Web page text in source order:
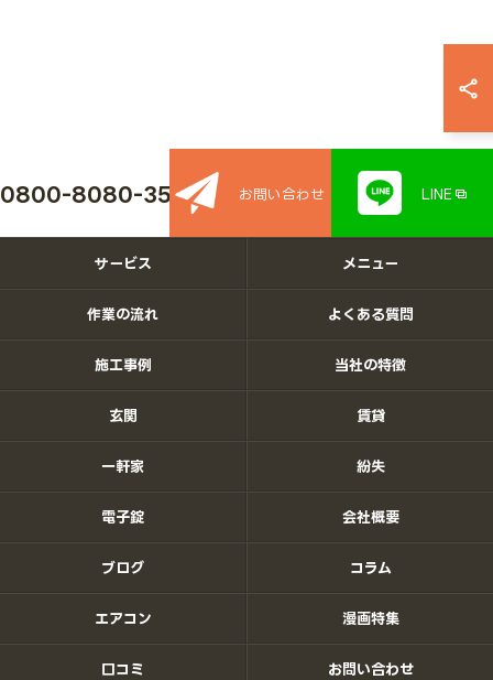
0800-8080-350 お問い合わせ LINE
サービス メニュー
作業の流れ よくある質問
施工事例 当社の特徴
玄関 賃貸
一軒家 紛失
電子錠 会社概要
ブログ コラム
エアコン 漫画特集
口コミ お問い合わせ